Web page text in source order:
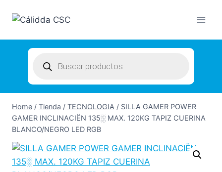
search
Home / Tienda / TECNOLOGIA / SILLA GAMER POWER
GAMER INCLINACIËN 135░ MAX. 120KG TAPIZ CUERINA
BLANCO/NEGRO LED RGB